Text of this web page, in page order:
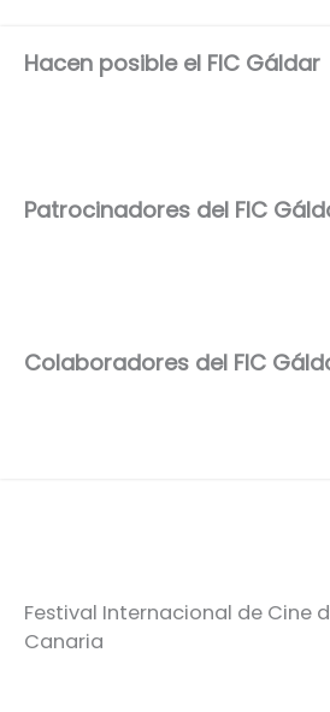
Hacen posible el FIC Gáldar
Patrocinadores del FIC
Colaboradores del FIC
Festival Internacional de Cine
Canaria